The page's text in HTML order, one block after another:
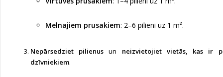
Melnajiem prusakiem: 2–6 pilieni uz 1 m².
Nepārsedziet pilienus un neizvietojiet vietās, kas ir
dzīvniekiem.